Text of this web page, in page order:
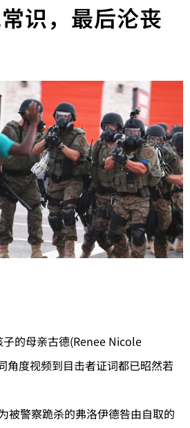
识，最后沦丧
子的母亲古德(Renee Nicole
角度视频到目击者证词都已昭然若
被警察跪杀的弗洛伊德咎由自取的